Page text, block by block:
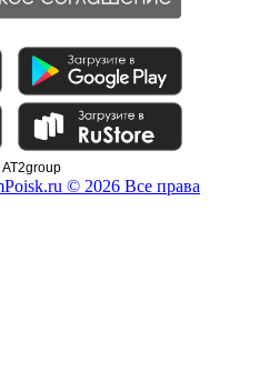
AT2group
© 2026 Все права